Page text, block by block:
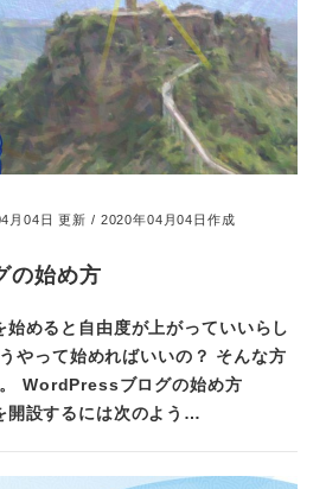
月04日 更新 / 2020年04月04日作成
の始め方
めると自由度が上がっていいらし
やって始めればいいの？ そんな方
WordPressブログの始め方
設するには次のよう…